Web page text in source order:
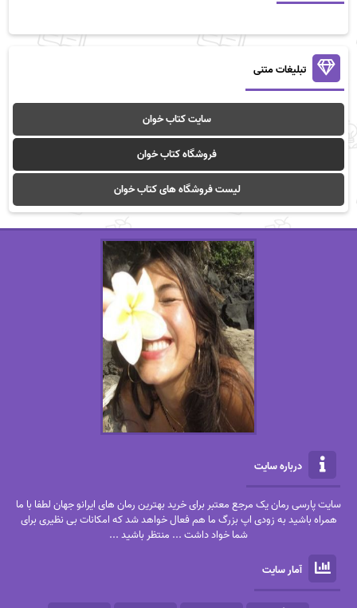
تبلیغات متنی
سایت کتاب خوان
فروشگاه کتاب خوان
لیست فروشگاه های کتاب خوان
درباره سایت
سایت پارسی رمان یک مرجع معتبر برای خرید بهترین رمان های ایرانو جهان لطفا با ما
همراه باشید به زودی اپ بزرگ ما هم فعال خواهد شد که امکانات بی نظیری برای
شما خواد داشت ... منتظر باشید ...
آمار سایت